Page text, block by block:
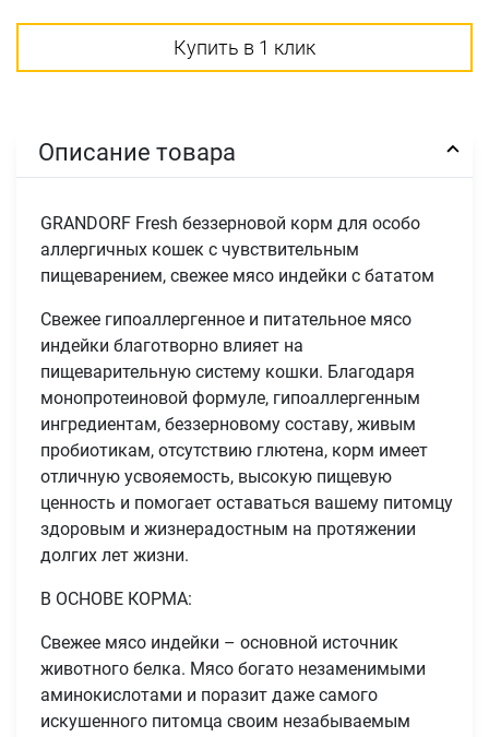
Купить в 1 клик
Описание товара
GRANDORF Fresh беззерновой корм для особо
аллергичных кошек с чувствительным
пищеварением, свежее мясо индейки с бататом
Свежее гипоаллергенное и питательное мясо
индейки благотворно влияет на
пищеварительную систему кошки. Благодаря
монопротеиновой формуле, гипоаллергенным
ингредиентам, беззерновому составу, живым
пробиотикам, отсутствию глютена, корм имеет
отличную усвояемость, высокую пищевую
ценность и помогает оставаться вашему питомцу
здоровым и жизнерадостным на протяжении
долгих лет жизни.
В ОСНОВЕ КОРМА:
Свежее мясо индейки – основной источник
животного белка. Мясо богато незаменимыми
аминокислотами и поразит даже самого
искушенного питомца своим незабываемым